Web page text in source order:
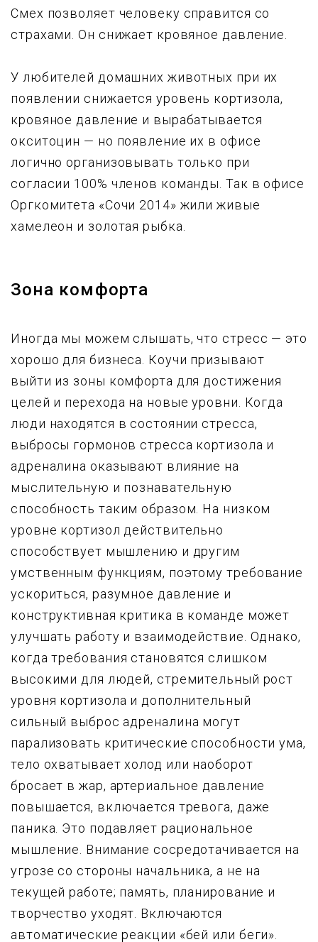
Смех позволяет человеку справится со
страхами. Он снижает кровяное давление.
У любителей домашних животных при их
появлении снижается уровень кортизола,
кровяное давление и вырабатывается
окситоцин — но появление их в офисе
логично организовывать только при
согласии 100% членов команды. Так в офисе
Оргкомитета «Сочи 2014» жили живые
хамелеон и золотая рыбка.
Зона комфорта
Иногда мы можем слышать, что стресс — это
хорошо для бизнеса. Коучи призывают
выйти из зоны комфорта для достижения
целей и перехода на новые уровни. Когда
люди находятся в состоянии стресса,
выбросы гормонов стресса кортизола и
адреналина оказывают влияние на
мыслительную и познавательную
способность таким образом. На низком
уровне кортизол действительно
способствует мышлению и другим
умственным функциям, поэтому требование
ускориться, разумное давление и
конструктивная критика в команде может
улучшать работу и взаимодействие. Однако,
когда требования становятся слишком
высокими для людей, стремительный рост
уровня кортизола и дополнительный
сильный выброс адреналина могут
парализовать критические способности ума,
тело охватывает холод или наоборот
бросает в жар, артериальное давление
повышается, включается тревога, даже
паника. Это подавляет рациональное
мышление. Внимание сосредотачивается на
угрозе со стороны начальника, а не на
текущей работе; память, планирование и
творчество уходят. Включаются
автоматические реакции «бей или беги».